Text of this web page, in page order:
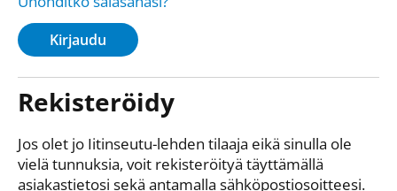
Kirjaudu
Rekisteröidy
Jos olet jo Iitinseutu-lehden tilaaja eikä sinulla ole
vielä tunnuksia, voit rekisteröityä täyttämällä
asiakastietosi sekä antamalla sähkö­posti­osoitteesi.